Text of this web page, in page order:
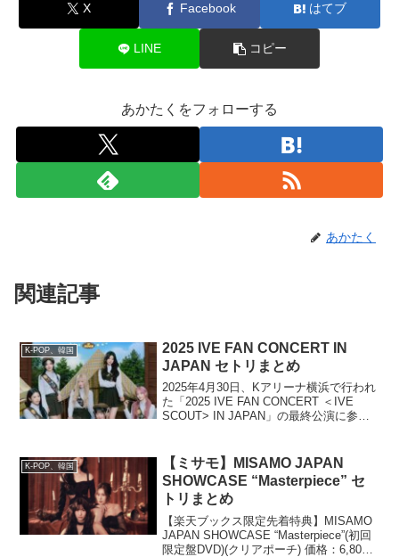
X Facebook はてブ
LINE コピー
あかたくをフォローする
あかたく
関連記事
K-POP、韓国
2025 IVE FAN CONCERT IN
JAPAN セトリまとめ
2025年4月30日、Kアリーナ横浜で行われ
た「2025 IVE FAN CONCERT ＜IVE
SCOUT> IN JAPAN」の最終公演に参加
ックス限定同時購入特...
K-POP、韓国
【ミサモ】MISAMO JAPAN
SHOWCASE “Masterpiece” セ
トリまとめ
【楽天ブックス限定先着特典】MISAMO
JAPAN SHOWCASE “Masterpiece”(初回
限定盤DVD)(クリアポーチ) 価格：6,800